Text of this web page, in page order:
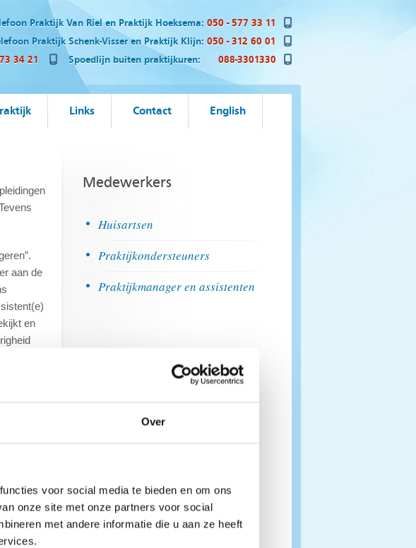
Over
voor social media te bieden en om ons
onze site met onze partners voor social
met andere informatie die u aan ze heeft
Praktijk Van Riel en Praktijk Hoeksema: 050 - 577 33 11
Praktijk Schenk-Visser en Praktijk Klijn: 050 - 312 60 01
34 21 Spoedlijn buiten praktijkuren: 088-3301330
Links Contact English
aan de
en
diverse
Medewerkers
Huisartsen
Praktijkondersteuners
Praktijkmanager en assistenten